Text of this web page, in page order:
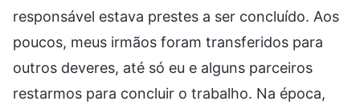
responsável estava prestes a ser concluído. Aos
poucos, meus irmãos foram transferidos para
outros deveres, até só eu e alguns parceiros
restarmos para concluir o trabalho. Na época,